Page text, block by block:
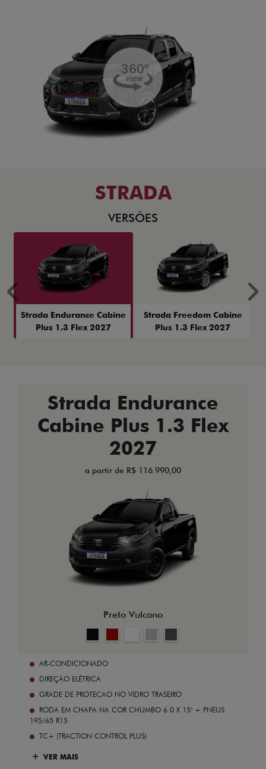
STRADA
VERSÕES
Strada Endurance Cabine
Plus 1.3 Flex 2027
Strada Freedom Cabine
Plus 1.3 Flex 2027
Anterior
Strada Endurance
Cabine Plus 1.3 Flex
2027
a partir de R$ 116.990,00
Preto Vulcano
AR-CONDICIONADO
DIREÇÃO ELÉTRICA
GRADE DE PROTECAO NO VIDRO TRASEIRO
RODA EM CHAPA NA COR CHUMBO 6.0 X 15" + PNEUS
195/65 R15
TC+ (TRACTION CONTROL PLUS)
VER MAIS